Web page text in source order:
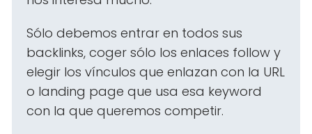
Sólo debemos entrar en todos sus
backlinks, coger sólo los enlaces follow y
elegir los vínculos que enlazan con la URL
o landing page que usa esa keyword
con la que queremos competir.